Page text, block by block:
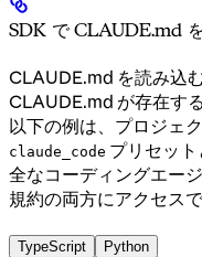
SDK で CLAUDE.md
CLAUDE.md を読み込む
CLAUDE.md が存在す
以下の例は、プロジェ
claude_code プリセッ
全なコーディングエー
規約の両方にアクセスで
TypeScript Python